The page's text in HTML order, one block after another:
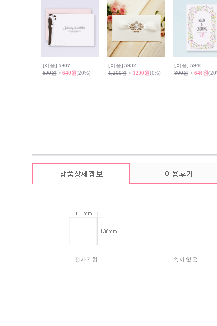
[이플] 5907
800원> 640원(20%)
[이플] 5932
1,200원> 1200원(0%)
[이플] 5940
800원> 640원
카드 기본구성
(상품의 기본구성은 카드, 봉투, 스티커로 이루어져 있습니다.)
정사각형 속지 없음